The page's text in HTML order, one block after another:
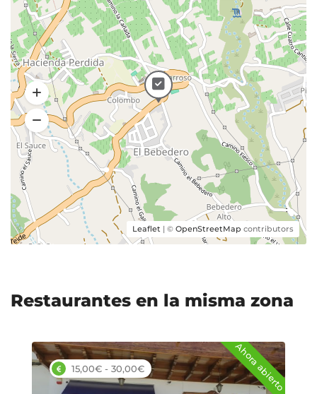
Leaflet | © OpenStreetMap contributors
Restaurantes en la misma zona
Ahora abierto